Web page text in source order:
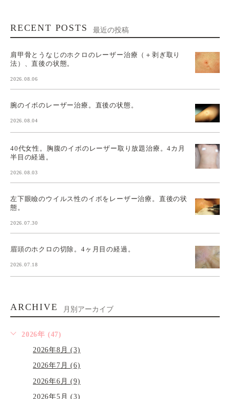
RECENT POSTS 最近の投稿
肩甲骨とうなじのホクロのレーザー治療（＋剥ぎ取り
法）、直後の状態。
2026.08.06
腕のイボのレーザー治療。直後の状態。
2026.08.04
40代女性。胸腹のイボのレーザー取り放題治療。4カ月
半目の経過。
2026.08.03
左下眼瞼のウイルス性のイボをレーザー治療。直後の状
態。
2026.07.30
眉頭のホクロの切除。4ヶ月目の経過。
2026.07.18
ARCHIVE 月別アーカイブ
2026年 (47)
2026年8月 (3)
2026年7月 (6)
2026年6月 (9)
2026年5月 (3)